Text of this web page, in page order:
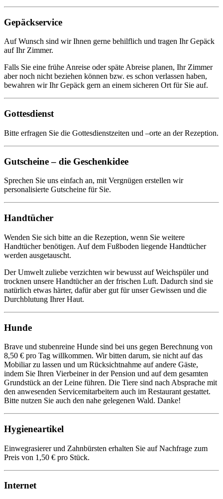
Gepäckservice
Auf Wunsch sind wir Ihnen gerne behilflich und tragen Ihr Gepäck
auf Ihr Zimmer.
Falls Sie eine frühe Anreise oder späte Abreise planen, Ihr Zimmer
aber noch nicht beziehen können bzw. es schon verlassen haben,
bewahren wir Ihr Gepäck gern an einem sicheren Ort für Sie auf.
Gottesdienst
Bitte erfragen Sie die Gottesdienstzeiten und –orte an der Rezeption.
Gutscheine – die Geschenkidee
Sprechen Sie uns einfach an, mit Vergnügen erstellen wir
personalisierte Gutscheine für Sie.
Handtücher
Wenden Sie sich bitte an die Rezeption, wenn Sie weitere
Handtücher benötigen. Auf dem Fußboden liegende Handtücher
werden ausgetauscht.
Der Umwelt zuliebe verzichten wir bewusst auf Weichspüler und
trocknen unsere Handtücher an der frischen Luft. Dadurch sind sie
natürlich etwas härter, dafür aber gut für unser Gewissen und die
Durchblutung Ihrer Haut.
Hunde
Brave und stubenreine Hunde sind bei uns gegen Berechnung von
8,50 € pro Tag willkommen. Wir bitten darum, sie nicht auf das
Mobiliar zu lassen und um Rücksichtnahme auf andere Gäste,
indem Sie Ihren Vierbeiner in der Pension und auf dem gesamten
Grundstück an der Leine führen. Die Tiere sind nach Absprache mit
den anwesenden Servicemitarbeitern auch im Restaurant gestattet.
Bitte nutzen Sie auch den nahe gelegenen Wald. Danke!
Hygieneartikel
Einwegrasierer und Zahnbürsten erhalten Sie auf Nachfrage zum
Preis von 1,50 € pro Stück.
Internet